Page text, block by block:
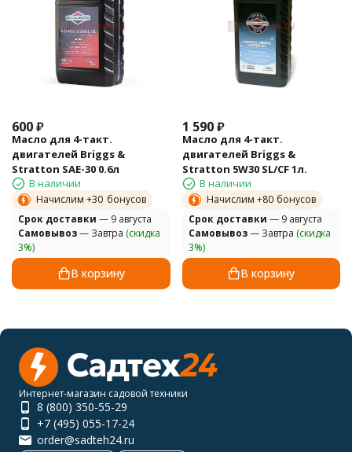
600₽
Масло для 4-такт.
двигателей Briggs &
Stratton SAE-30 0.6л
В наличии
Начислим +30 бонусов
Cрок доставки — 9 августа
Самовывоз— Завтра (скидка
3%)
В корзину
1 590 ₽
Масло для 4-такт.
двигателей Briggs &
Stratton 5W30 SL/CF 1л.
В наличии
Начислим +80 бонусов
Cрок доставки — 9 августа
Самовывоз— Завтра (скидка
3%)
В корзину
Интернет-магазин садовой техники
8 (800) 350-55-29
+7 (495) 055-17-24
order@sadteh24.ru